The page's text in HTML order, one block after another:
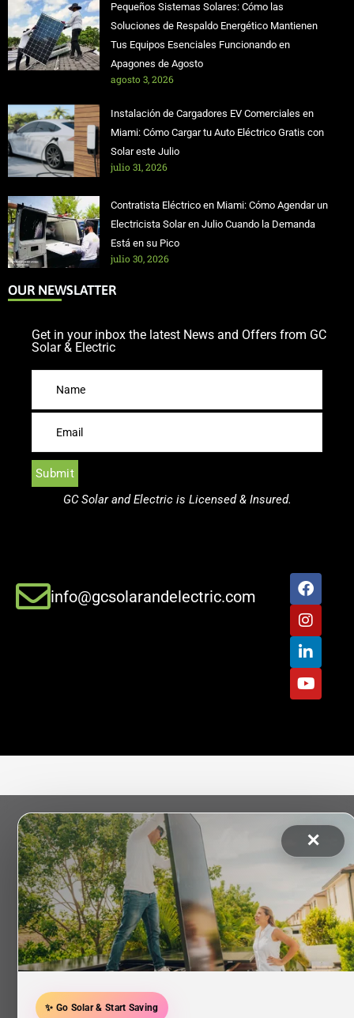
Pequeños Sistemas Solares: Cómo las
Soluciones de Respaldo Energético Mantienen
Tus Equipos Esenciales Funcionando en
Apagones de Agosto
agosto 3, 2026
Instalación de Cargadores EV Comerciales en
Miami: Cómo Cargar tu Auto Eléctrico Gratis con
Solar este Julio
julio 31, 2026
Contratista Eléctrico en Miami: Cómo Agendar un
Electricista Solar en Julio Cuando la Demanda
Está en su Pico
julio 30, 2026
OUR NEWSLATTER
Get in your inbox the latest News and Offers from GC
Solar & Electric
GC Solar and Electric is Licensed & Insured.
info@gcsolarandelectric.com
✕
✨ Go Solar & Start Saving